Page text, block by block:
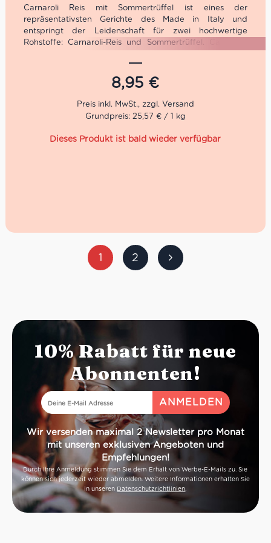
Carnaroli Reis mit Sommertrüffel ist eines der
repräsentativsten Gerichte des Made in Italy und
entspringt der Leidenschaft für zwei hochwertige
Rohstoffe: Carnaroli-Reis und Sommertrüffel. Carnaroli-
Reis mit der klassischen länglichen Form des Korns ist die
am häufigsten verwendete Sorte für die Herstellung von
Risottos und passt perfekt zum Sommertrüffel, um eines
der besten Risottos der italienischen kulinarischen
Tradition zuzubereiten. Wenn Du als echter Trüffel
Enthusiast nicht genug haben kannst, dann gilt natürlich
das Prinzip mehr ist mehr.
In der kleinen Stadt Pietralunga entwickelte sich aus der
8,95 €
Grundpreis: 25,57 € / 1 kg
Dieses Produkt ist bald wieder verfügbar
1 2
10% Rabatt für neue
Abonnenten!
Wir versenden maximal 2 Newsletter pro Monat
mit unseren exklusiven Angeboten und
Empfehlungen!
Durch Ihre Anmeldung stimmen Sie dem Erhalt von Werbe-E-Mails zu. Sie
können sich jederzeit wieder abmelden. Weitere Informationen erhalten Sie
in unseren Datenschutzrichtlinien